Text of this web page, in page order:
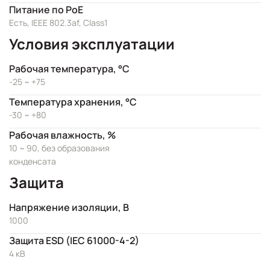
Питание по PoE
Есть, IEEE 802.3af, Class1
Условия эксплуатации
Рабочая температура, °C
-25 ~ +75
Температура хранения, °C
-30 ~ +80
Рабочая влажность, %
10 ~ 90, без образования
конденсата
Защита
Напряжение изоляции, В
1000
Защита ESD (IEC 61000-4-2)
4 кВ